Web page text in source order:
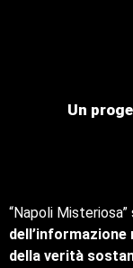
Un
“Napoli Misteriosa”
della verità